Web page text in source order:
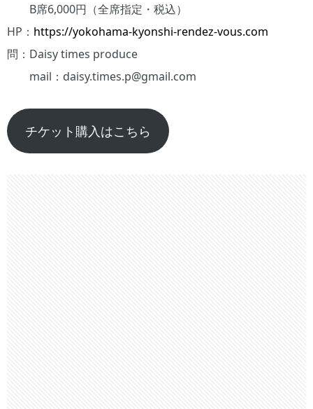
B席6,000円（全席指定・税込）
HP： https://yokohama-kyonshi-rendez-vous.com
問：Daisy times produce
mail：daisy.times.p@gmail.com
チケット購入はこちら